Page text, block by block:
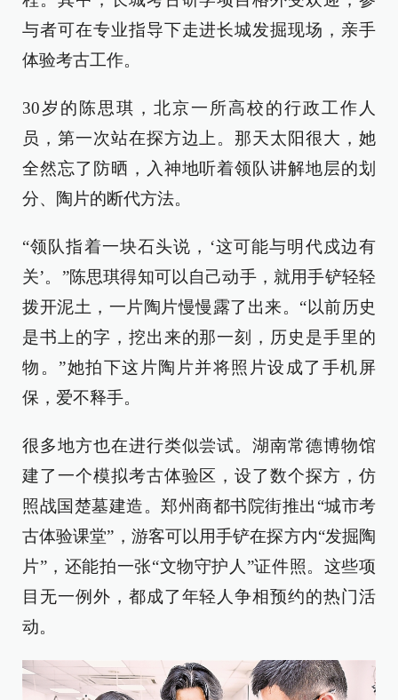
与者可在专业指导下走进长城发掘现场，亲手
体验考古工作。
30岁的陈思琪，北京一所高校的行政工作人
员，第一次站在探方边上。那天太阳很大，她
全然忘了防晒，入神地听着领队讲解地层的划
分、陶片的断代方法。
“领队指着一块石头说，‘这可能与明代戍边有
关’。”陈思琪得知可以自己动手，就用手铲轻轻
拨开泥土，一片陶片慢慢露了出来。“以前历史
是书上的字，挖出来的那一刻，历史是手里的
物。”她拍下这片陶片并将照片设成了手机屏
保，爱不释手。
很多地方也在进行类似尝试。湖南常德博物馆
建了一个模拟考古体验区，设了数个探方，仿
照战国楚墓建造。郑州商都书院街推出“城市考
古体验课堂”，游客可以用手铲在探方内“发掘陶
片”，还能拍一张“文物守护人”证件照。这些项
目无一例外，都成了年轻人争相预约的热门活
动。